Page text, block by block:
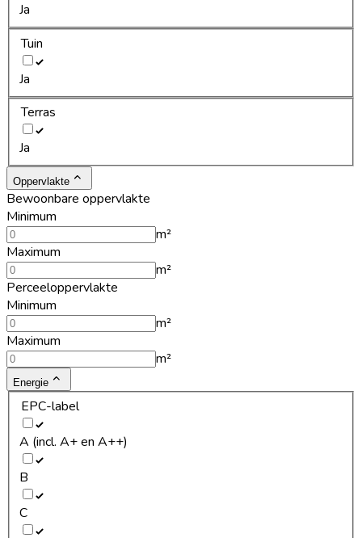
Ja
Tuin
Ja
Terras
Ja
Oppervlakte
Bewoonbare oppervlakte
Minimum
m²
Maximum
m²
Perceeloppervlakte
Minimum
m²
Maximum
m²
Energie
EPC-label
A (incl. A+ en A++)
B
C